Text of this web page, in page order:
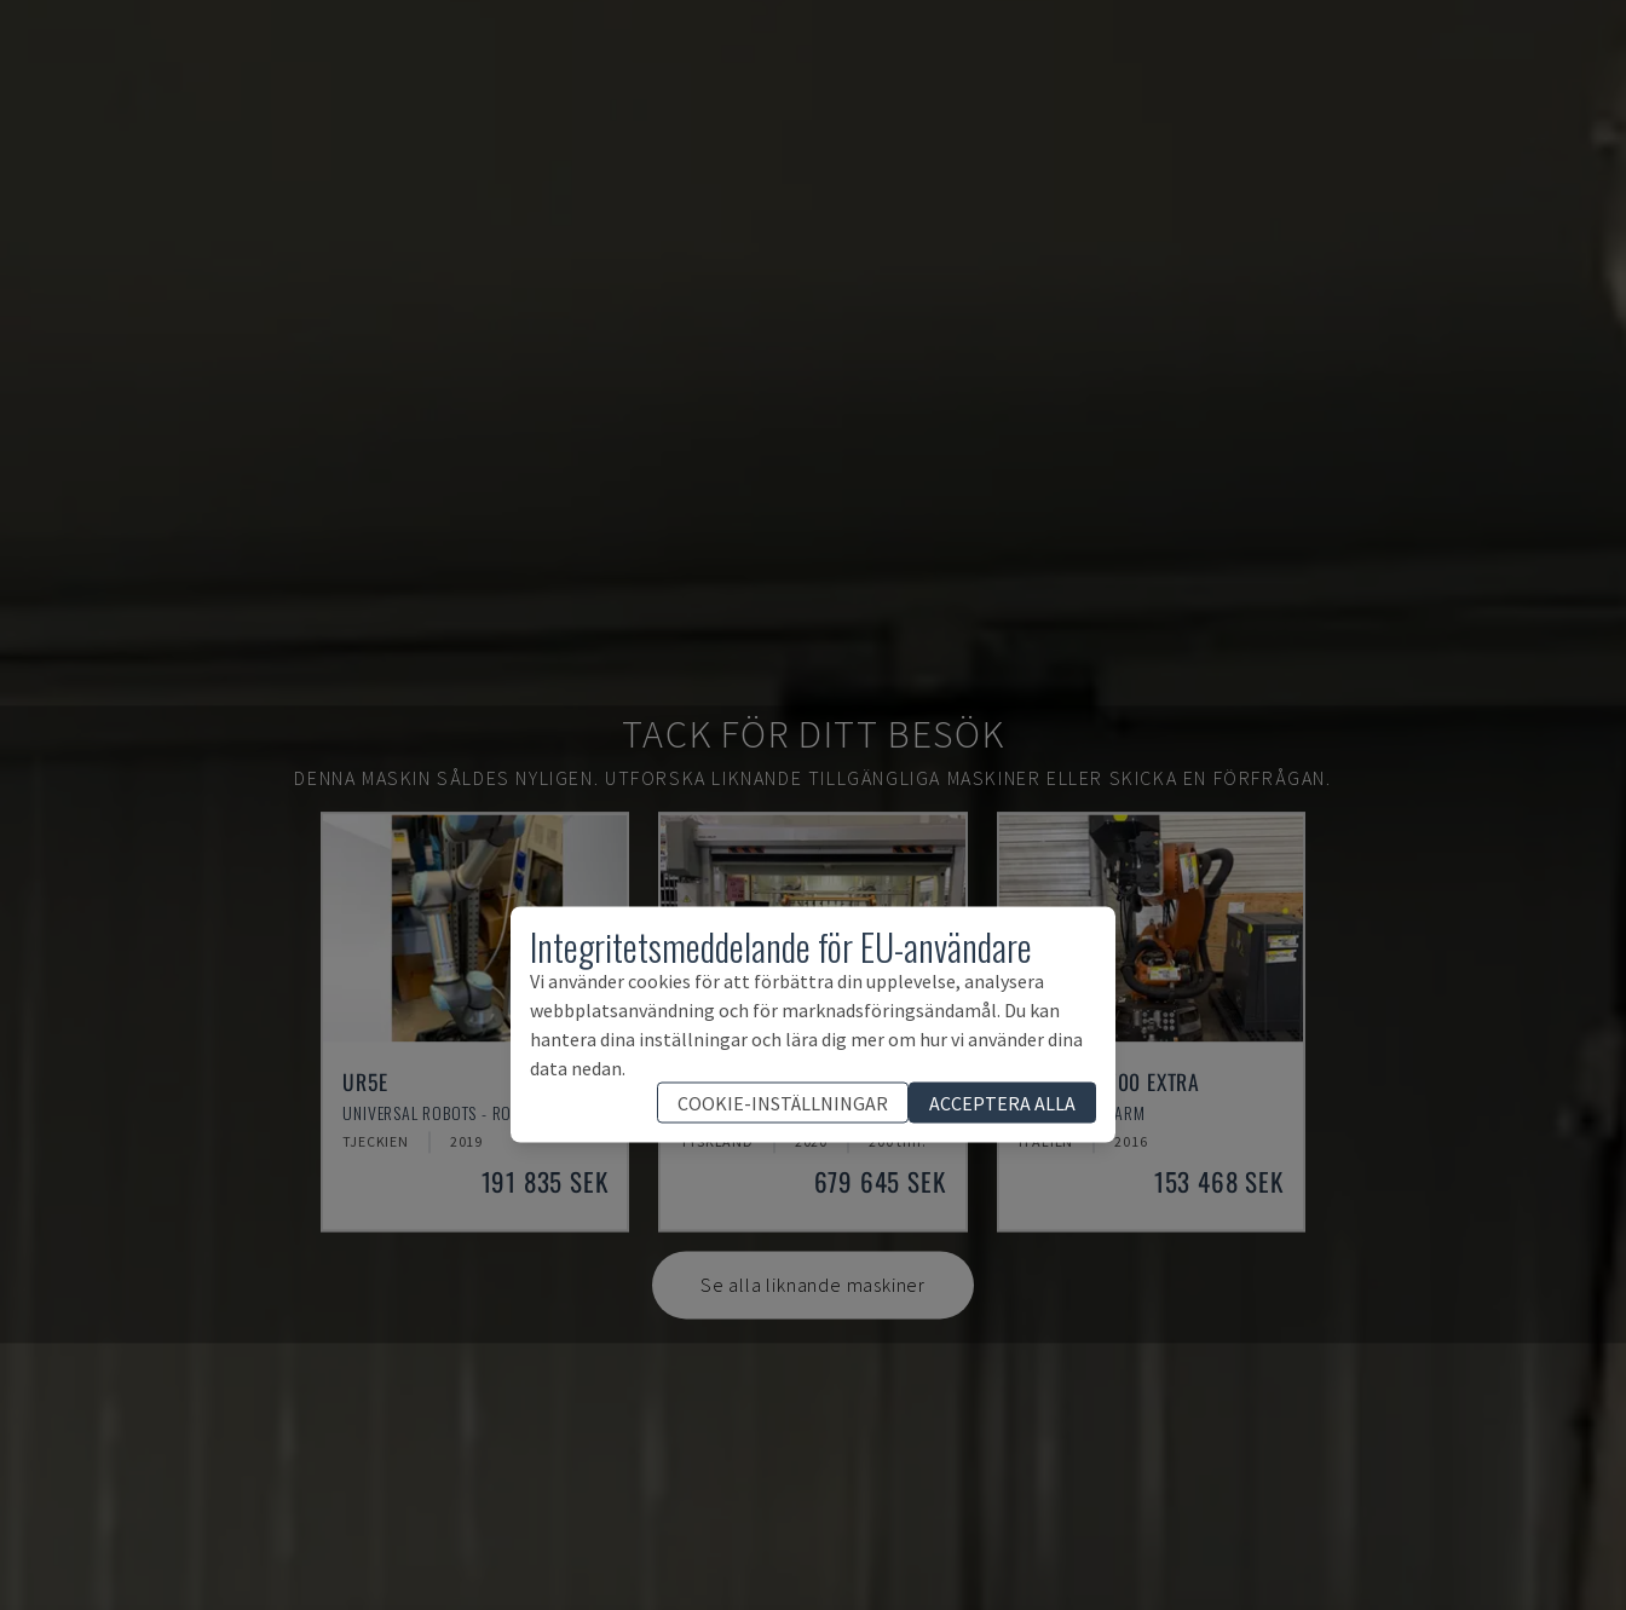
TACK FÖR DITT BESÖK
DENNA MASKIN SÅLDES NYLIGEN. UTFORSKA LIKNANDE TILLGÄNGLIGA MASKINER ELLER SKICKA EN FÖRFRÅGAN.
UR5E
UNIVERSAL ROBOTS - ROBOTARM
TJECKIEN 2019
191 835 SEK
AUDI TSV D5 TÜR
CHANGO - ROBOTARM
TYSKLAND 2020 200 tim.
679 645 SEK
KR 210 R2700 EXTRA
KUKA - ROBOTARM
ITALIEN 2016
153 468 SEK
Se alla liknande maskiner
Integritetsmeddelande för EU-användare
Vi använder cookies för att förbättra din upplevelse, analysera
webbplatsanvändning och för marknadsföringsändamål. Du kan
hantera dina inställningar och lära dig mer om hur vi använder dina
data nedan.
COOKIE-INSTÄLLNINGAR
ACCEPTERA ALLA